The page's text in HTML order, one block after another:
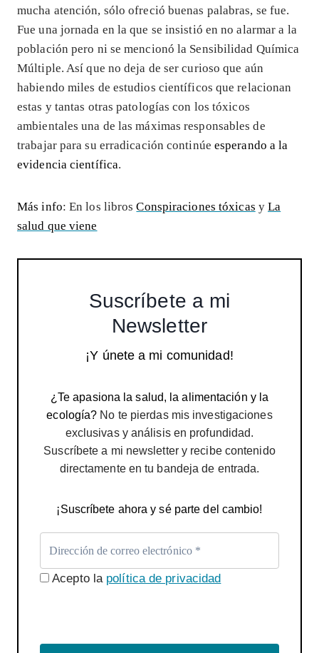
mucha atención, sólo ofreció buenas palabras, se fue.
Fue una jornada en la que se insistió en no alarmar a la
población pero ni se mencionó la Sensibilidad Química
Múltiple. Así que no deja de ser curioso que aún
habiendo miles de estudios científicos que relacionan
estas y tantas otras patologías con los tóxicos
ambientales una de las máximas responsables de
trabajar para su erradicación continúe esperando a la
evidencia científica.
Más info: En los librosConspiraciones tóxicas yLa
salud que viene
Suscríbete a mi
Newsletter
¡Y únete a mi comunidad!
¿Te apasiona la salud, la alimentación y la
ecología? No te pierdas mis investigaciones
exclusivas y análisis en profundidad.
Suscríbete a mi newsletter y recibe contenido
directamente en tu bandeja de entrada.
¡Suscríbete ahora y sé parte del cambio!
Acepto la política de privacidad